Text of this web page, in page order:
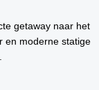
getaway naar het
en moderne statige